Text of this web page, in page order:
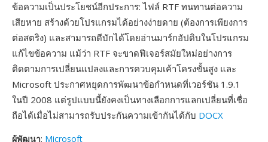
ข้อความเป็นประโยชน์อีกประการ: ไฟล์ RTF ทนทานต่อความ
เสียหาย สร้างด้วยโปรแกรมได้อย่างง่ายดาย (ต้องการเพียงการ
ต่อสตริง) และสามารถดีบักได้โดยอ่านมาร์กอัปดิบในโปรแกรม
แก้ไขข้อความ แม้ว่า RTF จะขาดฟีเจอร์สมัยใหม่อย่างการ
ติดตามการเปลี่ยนแปลงและการควบคุมเค้าโครงขั้นสูง และ
Microsoft ประกาศหยุดการพัฒนาข้อกำหนดที่เวอร์ชัน 1.9.1
ในปี 2008 แต่รูปแบบนี้ยังคงเป็นทางเลือกการแลกเปลี่ยนที่เชื่อ
ถือได้เมื่อไม่สามารถรับประกันความเข้ากันได้กับ DOCX
ผู้พัฒนา: Microsoft